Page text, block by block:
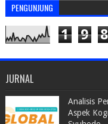
PENGUNJUNG
1 9 8
JURNAL
Analisis
Aspek